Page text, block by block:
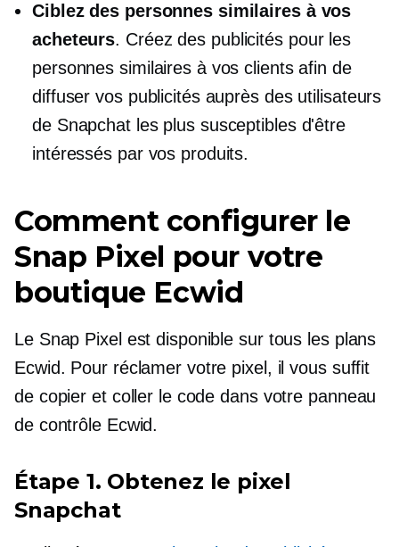
Ciblez des personnes similaires à vos
acheteurs. Créez des publicités pour les
personnes similaires à vos clients afin de
diffuser vos publicités auprès des utilisateurs
de Snapchat les plus susceptibles d'être
intéressés par vos produits.
Comment configurer le
Snap Pixel pour votre
boutique Ecwid
Le Snap Pixel est disponible sur tous les plans
Ecwid. Pour réclamer votre pixel, il vous suffit
de copier et coller le code dans votre panneau
de contrôle Ecwid.
Étape 1. Obtenez le pixel
Snapchat